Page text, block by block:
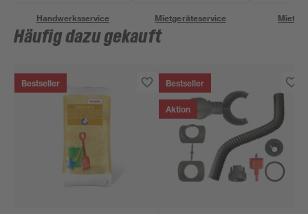
Handwerksservice Mietgeräteservice
Häufig dazu gekauft
Bestseller Bestseller
Aktion